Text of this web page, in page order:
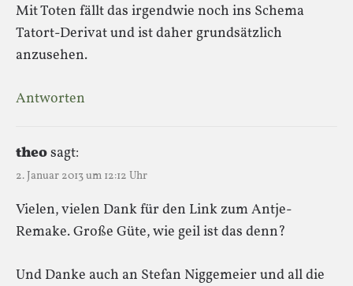
Mit Toten fällt das irgendwie noch ins Schema
Tatort-Derivat und ist daher grundsätzlich
anzusehen.
Antworten
theosagt:
2. Januar 2013 um 12:12 Uhr
Vielen, vielen Dank für den Link zum Antje-
Remake. Große Güte, wie geil ist das denn?
Und Danke auch an Stefan Niggemeier und all die